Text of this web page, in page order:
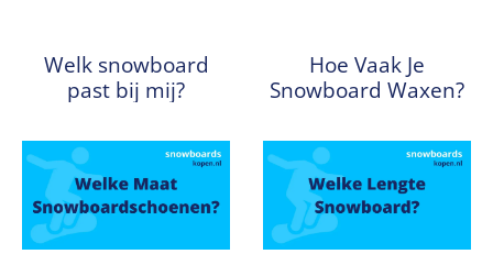
Welk snowboard
past bij mij?
Hoe Vaak Je
Snowboard Waxen?